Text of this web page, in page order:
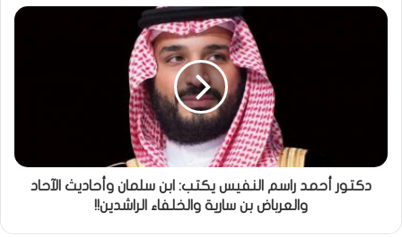
دكتور أحمد راسم النفيس يكتب: ابن سلمان وأحاديث الآحاد
والعرباض بن سارية والخلفاء الراشدين!!